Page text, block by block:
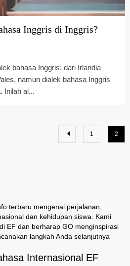
Inggris di Inggris?
bahasa Inggris: dari Irlandia
namun dialek bahasa Inggris
Inilah al...
1 2
terbaru mengenai perjalanan,
dan kehidupan siswa. Kami
EF dan berharap GO menginspirasi
langkah Anda selanjutnya
Internasional EF